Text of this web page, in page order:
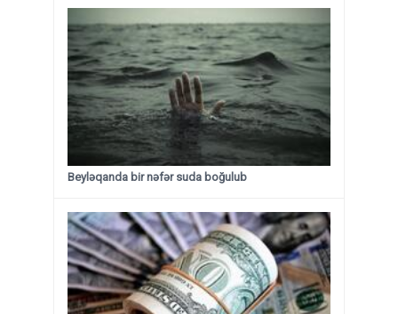
Beyləqanda bir nəfər suda boğulub